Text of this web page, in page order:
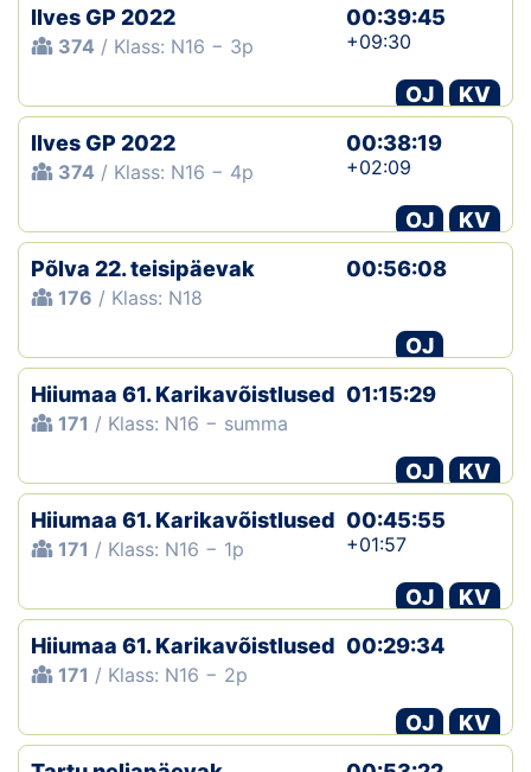
Ilves GP 2022
374 / Klass: N16 − 3p
00:39:45
+09:30
OJ
KV
Ilves GP 2022
374 / Klass: N16 − 4p
00:38:19
+02:09
OJ
KV
Põlva 22. teisipäevak
176 / Klass: N18
00:56:08
OJ
Hiiumaa 61. Karikavõistlused
171 / Klass: N16 − summa
01:15:29
OJ
KV
Hiiumaa 61. Karikavõistlused
171 / Klass: N16 − 1p
00:45:55
+01:57
OJ
KV
Hiiumaa 61. Karikavõistlused
171 / Klass: N16 − 2p
00:29:34
OJ
KV